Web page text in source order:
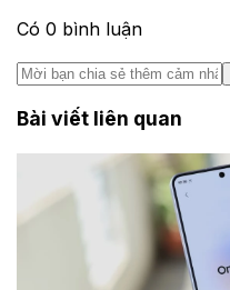
Có 0 bình luận
Bài viết liên quan